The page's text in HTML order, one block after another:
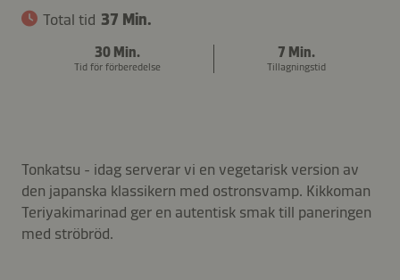
Total tid 37 Min.
30 Min.
Tid för förberedelse
7 Min.
Tillagningstid
Tonkatsu - idag serverar vi en vegetarisk version av
den japanska klassikern med ostronsvamp. Kikkoman
Teriyakimarinad ger en autentisk smak till paneringen
med ströbröd.